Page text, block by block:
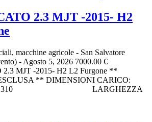
2.3 MJT -2015- H2
macchine agricole - San Salvatore
- Agosto 5, 2026 7000.00 €
MJT -2015- H2 L2 Furgone **
** DIMENSIONI CARICO:
310 LARGHEZZA